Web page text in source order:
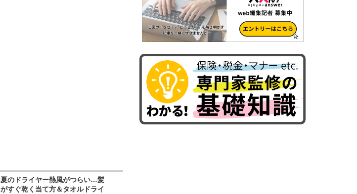
夏のドライヤー熱風がつらい…髪
がすぐ乾く当て方＆タオルドライ